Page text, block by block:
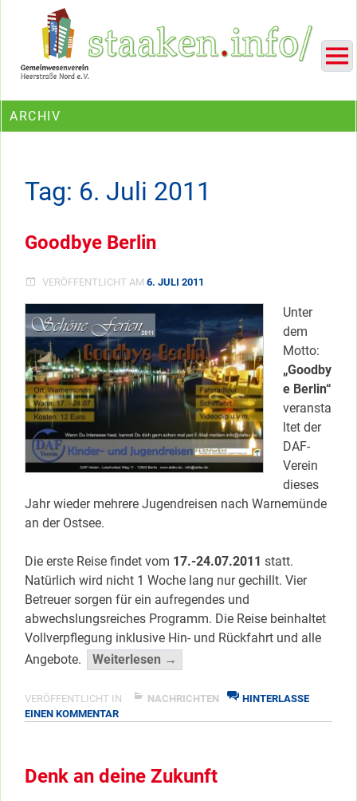
Ein Projekt des Gemeinwesenvereins Heerstraße Nord
ARCHIV
Tag: 6. Juli 2011
Goodbye Berlin
VERÖFFENTLICHT AM 6. JULI 2011
Unter
dem
Motto:
„Goodby
e Berlin“
veransta
ltet der
DAF-
Verein
dieses
Jahr wieder mehrere Jugendreisen nach Warnemünde
an der Ostsee.
Die erste Reise findet vom 17.-24.07.2011 statt.
Natürlich wird nicht 1 Woche lang nur gechillt. Vier
Betreuer sorgen für ein aufregendes und
abwechslungsreiches Programm. Die Reise beinhaltet
Vollverpflegung inklusive Hin- und Rückfahrt und alle
Angebote.
Weiterlesen →
</span
VERÖFFENTLICHT IN NACHRICHTEN
HINTERLASSE
EINEN KOMMENTARZU
Denk an deine Zukunft